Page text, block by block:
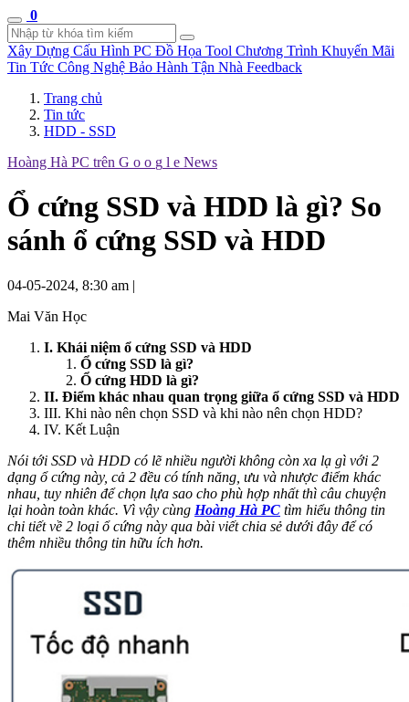
0
Xây Dựng Cấu Hình PC Đồ Họa Tool Chương Trình Khuyến Mãi
Tin Tức Công Nghệ Bảo Hành Tận Nhà Feedback
Trang chủ
Tin tức
HDD - SSD
Hoàng Hà PC trên G o o g l e News
Ổ cứng SSD và HDD là gì? So
sánh ổ cứng SSD và HDD
04-05-2024, 8:30 am |
Mai Văn Học
I. Khái niệm ổ cứng SSD và HDD
Ổ cứng SSD là gì?
Ổ cứng HDD là gì?
II. Điểm khác nhau quan trọng giữa ổ cứng SSD và HDD
III. Khi nào nên chọn SSD và khi nào nên chọn HDD?
IV. Kết Luận
Nói tới SSD và HDD có lẽ nhiều người không còn xa lạ gì với 2
dạng ổ cứng này, cả 2 đều có tính năng, ưu và nhược điểm khác
nhau, tuy nhiên để chọn lựa sao cho phù hợp nhất thì câu chuyện
lại hoàn toàn khác. Vì vậy cùng Hoàng Hà PC tìm hiểu thông tin
chi tiết về 2 loại ổ cứng này qua bài viết chia sẻ dưới đây để có
thêm nhiều thông tin hữu ích hơn.